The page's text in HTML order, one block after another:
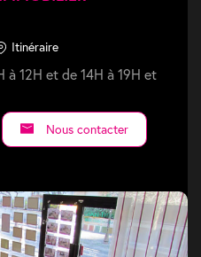
Itinéraire
à 12H et de 14H à 19H et
Nous contacter